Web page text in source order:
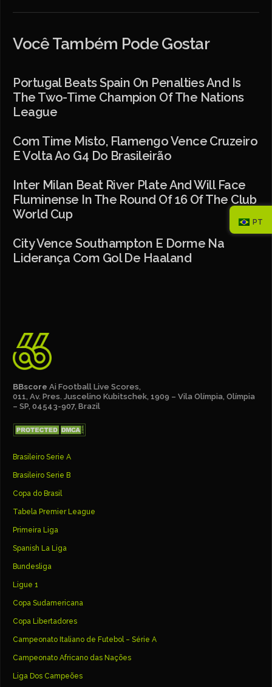
Você Também Pode Gostar
Portugal Beats Spain On Penalties And Is
The Two-Time Champion Of The Nations
League
Com Time Misto, Flamengo Vence Cruzeiro
E Volta Ao G4 Do Brasileirão
Inter Milan Beat River Plate And Will Face
Fluminense In The Round Of 16 Of The Club
World Cup
City Vence Southampton E Dorme Na
Liderança Com Gol De Haaland
BBscore Ai Football Live Scores,
011, Av. Pres. Juscelino Kubitschek, 1909 – Vila Olímpia, Olímpia
– SP, 04543-907, Brazil
Brasileiro Serie A
Brasileiro Serie B
Copa do Brasil
Tabela Premier League
Primeira Liga
Spanish La Liga
Bundesliga
Ligue 1
Copa Sudamericana
Copa Libertadores
Campeonato Italiano de Futebol – Série A
Campeonato Africano das Nações
Liga Dos Campeões
PT